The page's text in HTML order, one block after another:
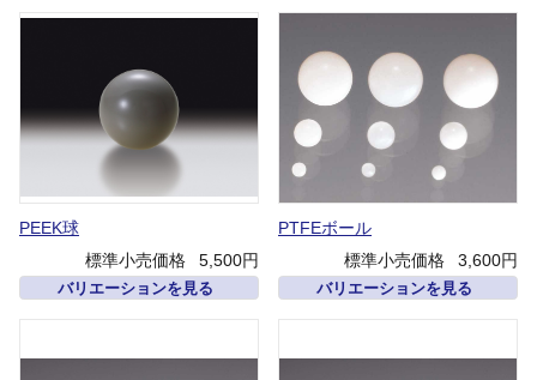
PEEK球
標準小売価格
5,500円
バリエーションを見る
PTFEボール
標準小売価格
3,600円
バリエーションを見る